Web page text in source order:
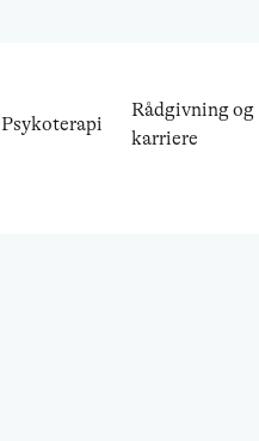
Psykoterapi
Rådgivning og
karriere